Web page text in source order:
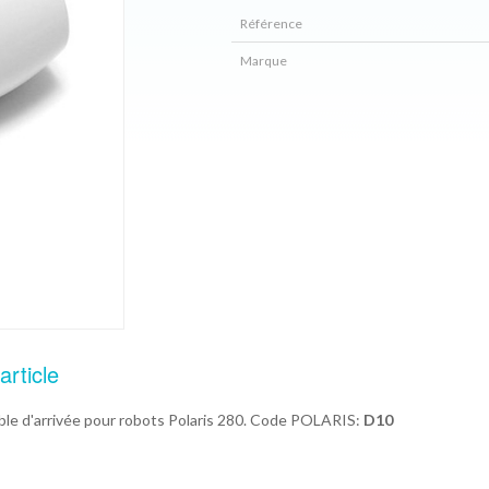
Référence
Marque
d'arrivée pour robots Polaris 280. Code POLARIS: D10